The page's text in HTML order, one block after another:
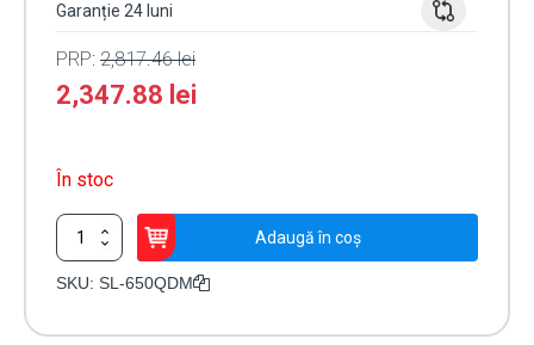
Garanție 24 luni
PRP: 2,817.46lei
2,347.88 lei
În stoc
Cantitate
Bariera
IR
Adaugă în coș
SKU: SL-650QDM